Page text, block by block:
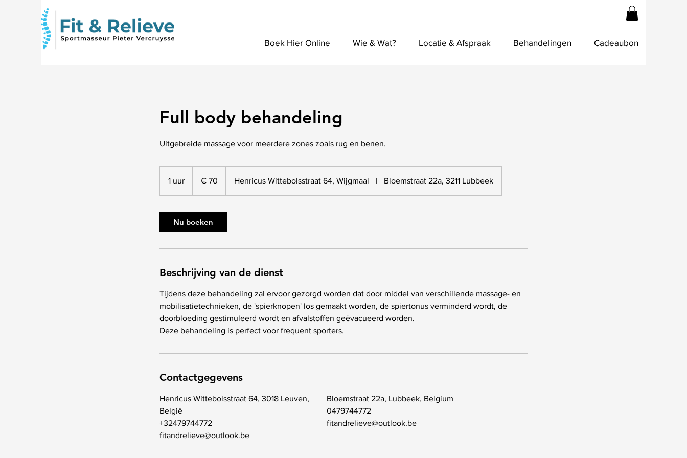
Boek Hier Online Wie & Wat? Locatie & Afspraak Behandelingen Cadeaubon
Full body behandeling
Uitgebreide massage voor meerdere zones zoals rug en benen.
1 uur € 70 Henricus Wittebolsstraat 64, Wijgmaal | Bloemstraat 22a, 3211 Lubbeek
Nu boeken
Beschrijving van de dienst
Tijdens deze behandeling zal ervoor gezorgd worden dat door middel van verschillende massage- en
mobilisatietechnieken, de 'spierknopen' los gemaakt worden, de spiertonus verminderd wordt, de
doorbloeding gestimuleerd wordt en afvalstoffen geëvacueerd worden.
Deze behandeling is perfect voor frequent sporters.
Contactgegevens
Henricus Wittebolsstraat 64, 3018 Leuven,
België
+32479744772
fitandrelieve@outlook.be
Bloemstraat 22a, Lubbeek, Belgium
0479744772
fitandrelieve@outlook.be